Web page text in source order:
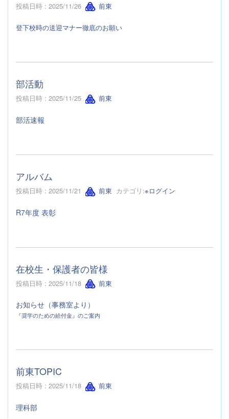
投稿日時 : 2025/11/26 前東
登下校時の送迎マナー徹底のお願い
部活動
投稿日時 : 2025/11/25 前東
部活速報
アルバム
投稿日時 : 2025/11/21 前東 カテゴリ:※ログイン
R7年度 表彰
在校生・保護者の皆様
投稿日時 : 2025/11/18 前東
お知らせ（事務室より）
『奨学のための給付金』のご案内
前東TOPIC
投稿日時 : 2025/11/18 前東
理科部